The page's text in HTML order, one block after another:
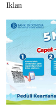
Iklan